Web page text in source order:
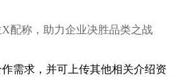
配称，助力企业决胜品类之战
需求，并可上传其他相关介绍资